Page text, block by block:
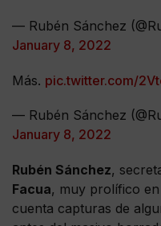
— Rubén Sánchez
January 8, 2022
Más. pic.twitter.com/
— Rubén Sánchez
January 8, 2022
Rubén Sánchez,
Facua, muy prolífico en
cuenta capturas de